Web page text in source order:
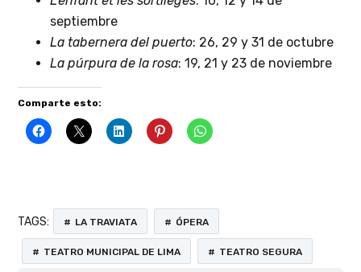
septiembre
La tabernera del puerto: 26, 29 y 31 de octubre
La púrpura de la rosa: 19, 21 y 23 de noviembre
Comparte esto:
TAGS: LA TRAVIATA ÓPERA
TEATRO MUNICIPAL DE LIMA TEATRO SEGURA